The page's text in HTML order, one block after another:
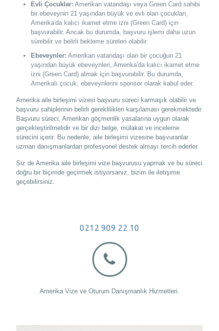
Evli Çocuklar: Amerikan vatandaşı veya Green Card sahibi
bir ebeveynin 21 yaşından büyük ve evli olan çocukları,
Amerika'da kalıcı ikamet etme izni (Green Card) için
başvurabilir. Ancak bu durumda, başvuru işlemi daha uzun
sürebilir ve belirli bekleme süreleri olabilir.
Ebeveynler: Amerikan vatandaşı olan bir çocuğun 21
yaşından büyük ebeveynleri, Amerika'da kalıcı ikamet etme
izni (Green Card) almak için başvurabilir. Bu durumda,
Amerikalı çocuk, ebeveynlerini sponsor olarak kabul eder.
Amerika aile birleşimi vizesi başvuru süreci karmaşık olabilir ve
başvuru sahiplerinin belirli gereklilikleri karşılaması gerekmektedir.
Başvuru süreci, Amerikan göçmenlik yasalarına uygun olarak
gerçekleştirilmelidir ve bir dizi belge, mülakat ve inceleme
sürecini içerir. Bu nedenle, aile birleşimi vizesine başvuranlar
uzman danışmanlardan profesyonel destek almayı tercih ederler.
Siz de Amerika aile birleşimi vize başvurusu yapmak ve bu süreci
doğru bir biçimde geçirmek istiyorsanız, bizim ile iletişime
geçebilirsiniz.
0212 909 22 10
Amerika Vize ve Oturum Danışmanlık Hizmetleri.